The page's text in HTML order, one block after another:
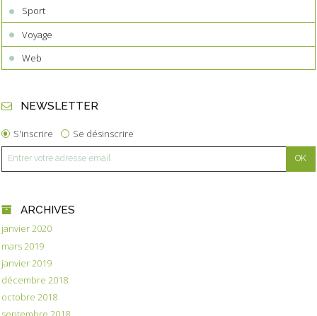
Sport
Voyage
Web
NEWSLETTER
S'inscrire Se désinscrire
ARCHIVES
janvier 2020
mars 2019
janvier 2019
décembre 2018
octobre 2018